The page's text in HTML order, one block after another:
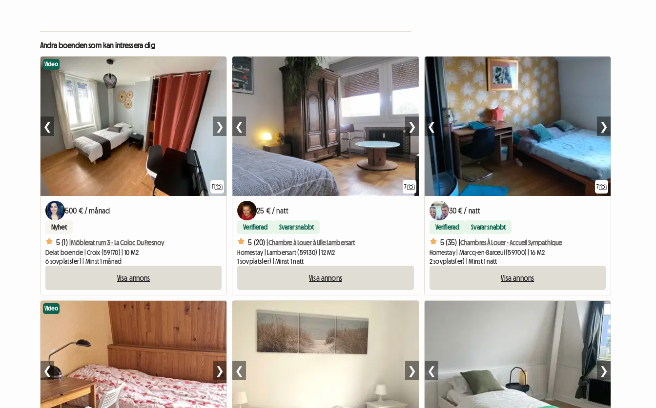
Andra boenden som kan intressera dig
11
Video
❮ ❯
500 € / månad
Nyhet
5 (1) |Möblerat rum 3 - La Coloc Du Fresnoy
Delat boende | Croix (59170) | 10 M2
6 sovplats(er) | Minst 1 månad
Visa annons
7
❮ ❯
25 € / natt
Verifierad Svarar snabbt
5 (20) | Chambre à Louer à Lille Lambersart
Homestay | Lambersart (59130) | 12 M2
1 sovplats(er) | Minst 1 natt
Visa annons
7
❮ ❯
30 € / natt
Verifierad Svarar snabbt
5 (35) | Chambres À Louer - Accueil Sympathique
Homestay | Marcq-en-Barœul (59700) | 16 M2
2 sovplats(er) | Minst 1 natt
Visa annons
Video
❮ ❯ ❮ ❯ ❮ ❯